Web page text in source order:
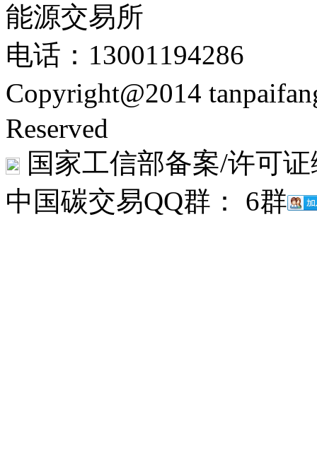
能源交易所
电话：13001194286
Copyright@2014
Reserved
国家工信部备案/许可
中国碳交易QQ群： 6群